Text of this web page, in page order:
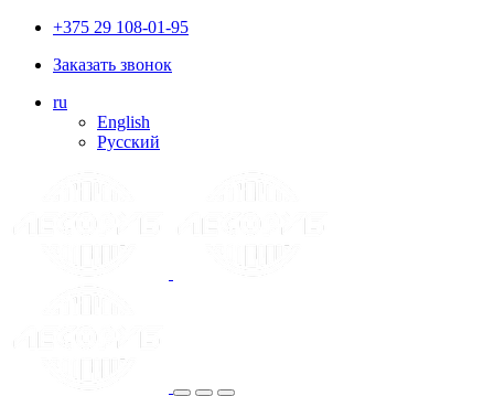
Перейти к основному содержанию
+375 29 108-01-95
Заказать звонок
ru
English
Русский